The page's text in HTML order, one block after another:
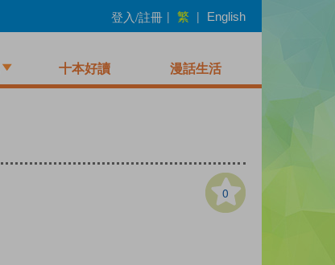
登入/註冊 | 繁 | English
十本好讀 漫話生活
0